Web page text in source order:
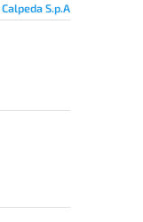
Calpeda S.p.A